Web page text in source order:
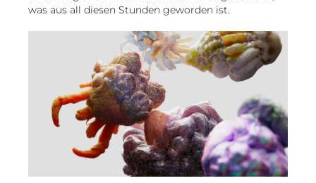
was aus all diesen Stunden geworden ist.